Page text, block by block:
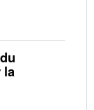
la